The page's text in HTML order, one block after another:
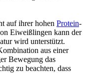
auf ihrer hohen Protein-
Eiweißlingen kann der
wird unterstützt.
aus einer
Bewegung das
zu beachten, dass